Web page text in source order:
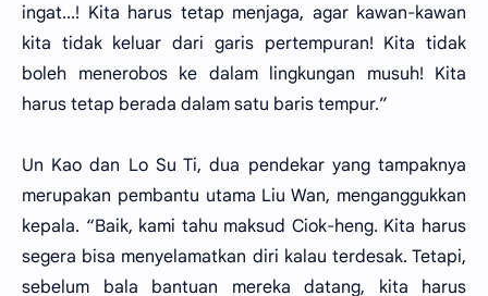
ingat...! Kita harus tetap menjaga, agar kawan-kawan
kita tidak keluar dari garis pertempuran! Kita tidak
boleh menerobos ke dalam lingkungan musuh! Kita
harus tetap berada dalam satu baris tempur.”
Un Kao dan Lo Su Ti, dua pendekar yang tampaknya
merupakan pembantu utama Liu Wan, menganggukkan
kepala. “Baik, kami tahu maksud Ciok-heng. Kita harus
segera bisa menyelamatkan diri kalau terdesak. Tetapi,
sebelum bala bantuan mereka datang, kita harus